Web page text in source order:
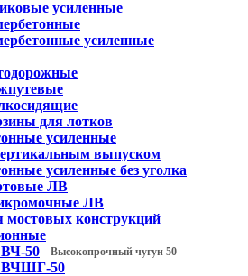
усиленные
усиленные
для лотков
усиленные
выпуском
усиленные без уголка
ЛВ
ЛВ
конструкций
50
Высокопрочный чугун 50
50